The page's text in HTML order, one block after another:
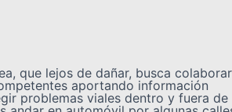
que lejos de dañar, busca colaborar
aportando información
problemas viales dentro y fuera de